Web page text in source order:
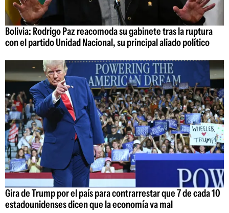
Bolivia: Rodrigo Paz reacomoda su gabinete tras la ruptura
con el partido Unidad Nacional, su principal aliado político
Gira de Trump por el país para contrarrestar que 7 de cada 10
estadounidenses dicen que la economía va mal